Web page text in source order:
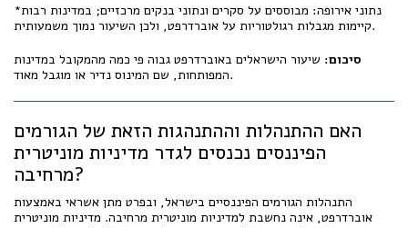
*נתוני אירופה: מבוססים על סקרים ונתוני בנקים מרכזיים; במדינות רבות
קיימות מגבלות רגולטוריות על אוברדרפט, ולכן השיעור נמוך משמעותית.
סיכום: שיעור הישראלים באוברדרפט גבוה פי כמה מהמקובל במדינות
המפותחות, שם המינוס נדיר או מוגבל מאוד.
האם ההתנהלות וההתנהגות הזאת של הגורמים
הפיננסים נכנסים לגדר מדיניות מוניטרית
מרחיבה?
התנהלות הגורמים הפיננסיים בישראל, ובפרט מתן אשראי באמצעות
אוברדרפט, אינה נחשבת למדיניות מוניטרית מרחיבה. מדיניות מוניטרית